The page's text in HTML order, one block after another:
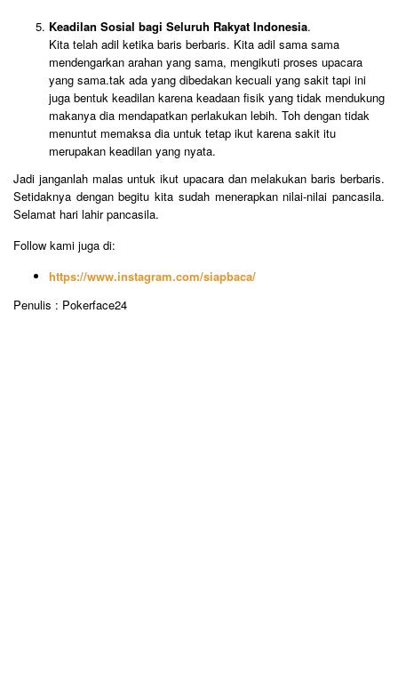
Keadilan Sosial bagi Seluruh Rakyat Indonesia.
Kita telah adil ketika baris berbaris. Kita adil sama sama
mendengarkan arahan yang sama, mengikuti proses upacara
yang sama.tak ada yang dibedakan kecuali yang sakit tapi ini
juga bentuk keadilan karena keadaan fisik yang tidak mendukung
makanya dia mendapatkan perlakukan lebih. Toh dengan tidak
menuntut memaksa dia untuk tetap ikut karena sakit itu
merupakan keadilan yang nyata.
Jadi janganlah malas untuk ikut upacara dan melakukan baris berbaris.
Setidaknya dengan begitu kita sudah menerapkan nilai-nilai pancasila.
Selamat hari lahir pancasila.
Follow kami juga di:
https://www.instagram.com/siapbaca/
Penulis : Pokerface24